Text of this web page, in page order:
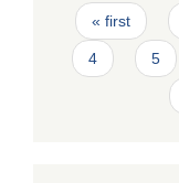
Pages
« first
4 5